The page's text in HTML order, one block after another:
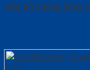
Cửa Gỗ Chống Cháy